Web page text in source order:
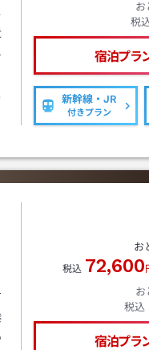
お
税
宿泊プラ
新幹線・JR
付きプラン
お
税込 72,600
お
税込
宿泊プラ